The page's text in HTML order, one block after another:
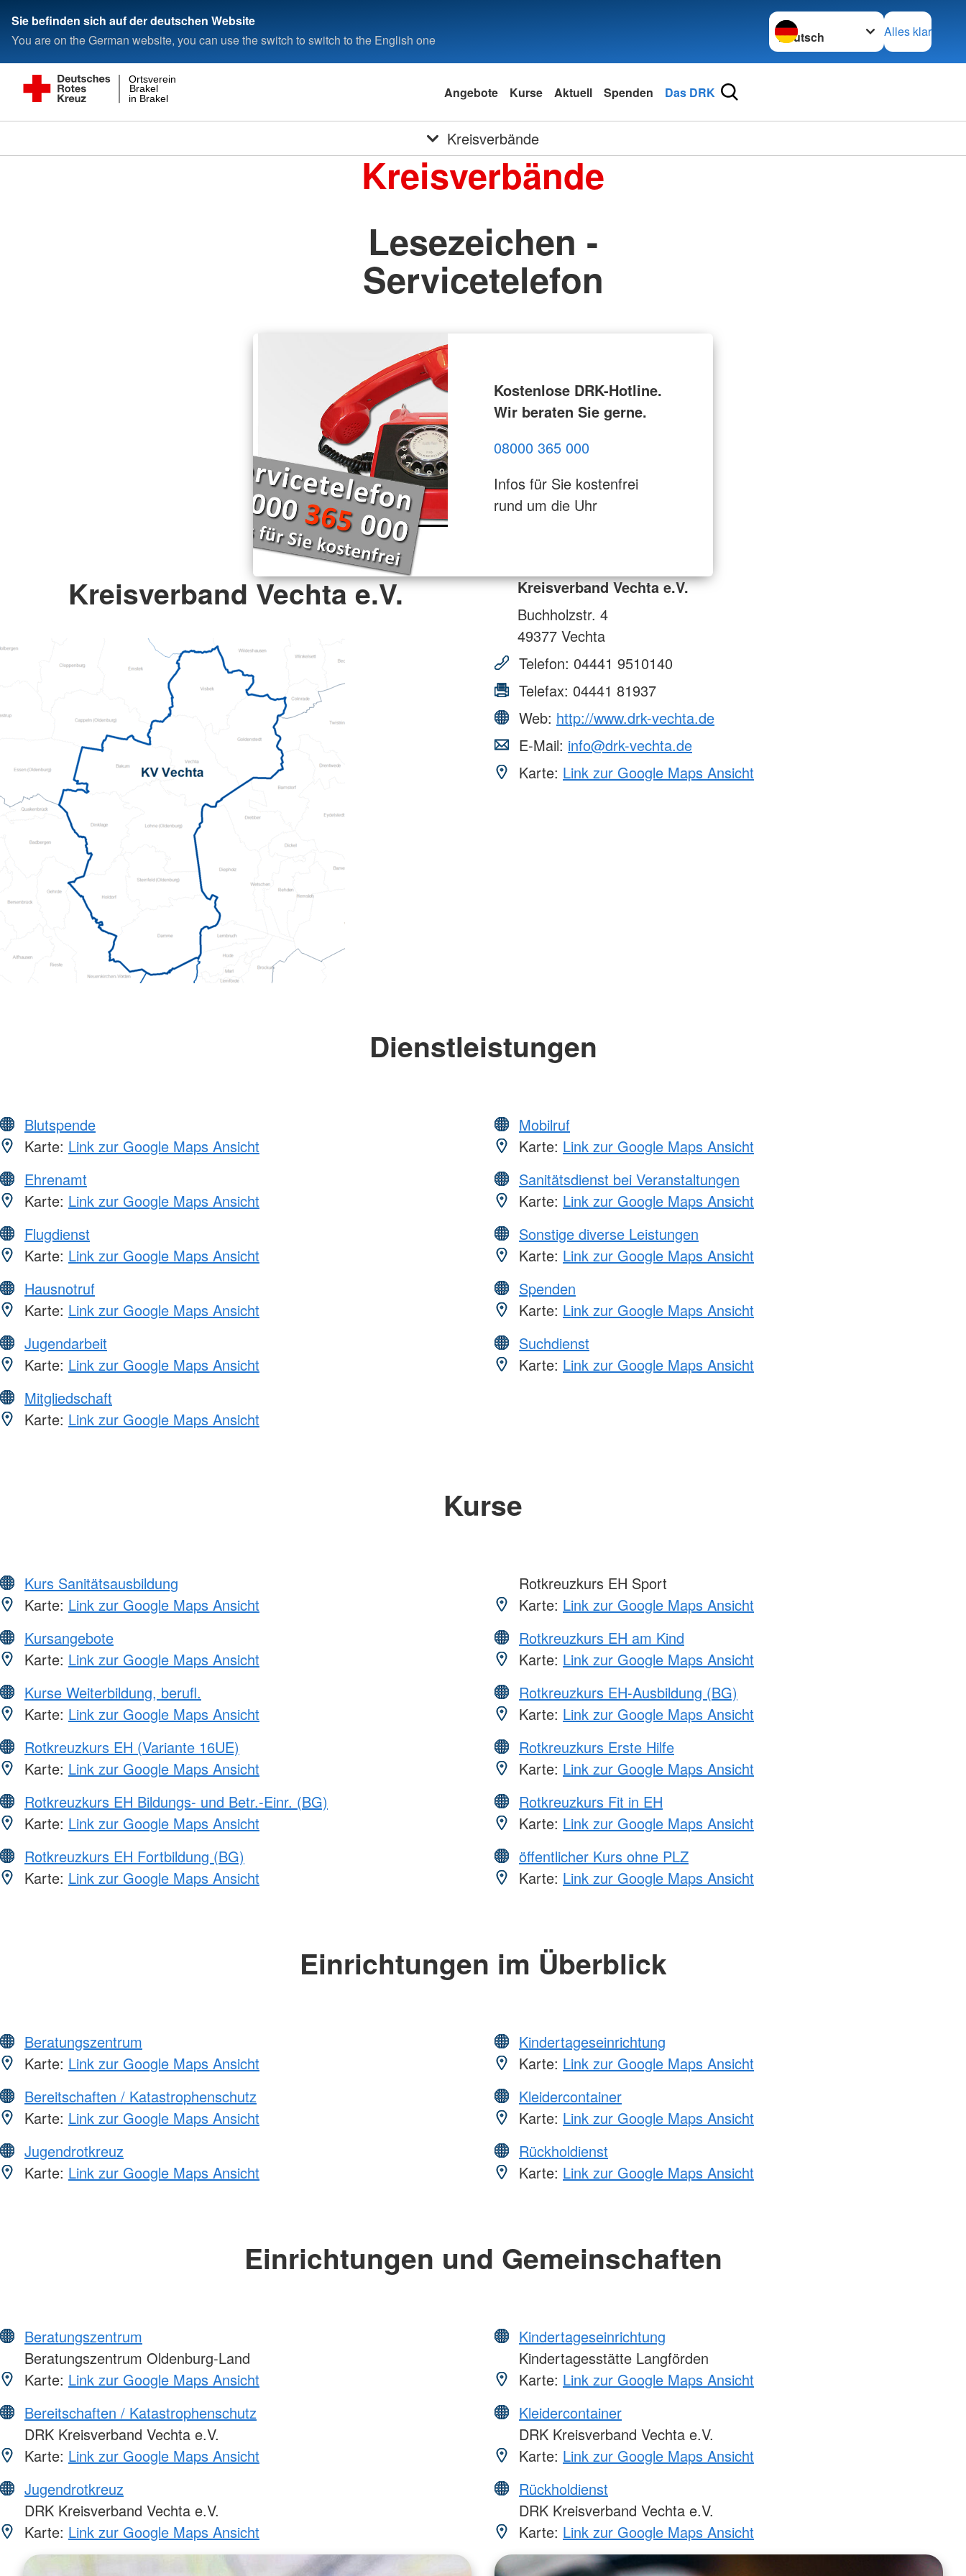
Sie befinden sich auf der deutschen Website
You are on the German website, you can use the switch to switch to the English one
Sprache wechseln zu
Alles klar
in Brakel
Brakel
Ortsverein
Angebote Kurse Aktuell Spenden Das DRK
Kreisverbände
Kreisverbände
Lesezeichen -
Servicetelefon
Kostenlose DRK-Hotline.
Wir beraten Sie gerne.
08000 365 000
Infos für Sie kostenfrei
rund um die Uhr
Kreisverband Vechta e.V.
Kreisverband Vechta e.V.
Buchholzstr. 4
49377 Vechta
Telefon: 04441 9510140
Telefax: 04441 81937
Web: http://www.drk-vechta.de
E-Mail: info@drk-vechta.de
Karte: Link zur Google Maps Ansicht
Dienstleistungen
Blutspende
Karte: Link zur Google Maps Ansicht
Ehrenamt
Karte: Link zur Google Maps Ansicht
Flugdienst
Karte: Link zur Google Maps Ansicht
Hausnotruf
Karte: Link zur Google Maps Ansicht
Jugendarbeit
Karte: Link zur Google Maps Ansicht
Mitgliedschaft
Karte: Link zur Google Maps Ansicht
Mobilruf
Karte: Link zur Google Maps Ansicht
Sanitätsdienst bei Veranstaltungen
Karte: Link zur Google Maps Ansicht
Sonstige diverse Leistungen
Karte: Link zur Google Maps Ansicht
Spenden
Karte: Link zur Google Maps Ansicht
Suchdienst
Karte: Link zur Google Maps Ansicht
Kurse
Kurs Sanitätsausbildung
Karte: Link zur Google Maps Ansicht
Kursangebote
Karte: Link zur Google Maps Ansicht
Kurse Weiterbildung, berufl.
Karte: Link zur Google Maps Ansicht
Rotkreuzkurs EH (Variante 16UE)
Karte: Link zur Google Maps Ansicht
Rotkreuzkurs EH Bildungs- und Betr.-Einr. (BG)
Karte: Link zur Google Maps Ansicht
Rotkreuzkurs EH Fortbildung (BG)
Karte: Link zur Google Maps Ansicht
Rotkreuzkurs EH Sport
Karte: Link zur Google Maps Ansicht
Rotkreuzkurs EH am Kind
Karte: Link zur Google Maps Ansicht
Rotkreuzkurs EH-Ausbildung (BG)
Karte: Link zur Google Maps Ansicht
Rotkreuzkurs Erste Hilfe
Karte: Link zur Google Maps Ansicht
Rotkreuzkurs Fit in EH
Karte: Link zur Google Maps Ansicht
öffentlicher Kurs ohne PLZ
Karte: Link zur Google Maps Ansicht
Einrichtungen im Überblick
Beratungszentrum
Karte: Link zur Google Maps Ansicht
Bereitschaften / Katastrophenschutz
Karte: Link zur Google Maps Ansicht
Jugendrotkreuz
Karte: Link zur Google Maps Ansicht
Kindertageseinrichtung
Karte: Link zur Google Maps Ansicht
Kleidercontainer
Karte: Link zur Google Maps Ansicht
Rückholdienst
Karte: Link zur Google Maps Ansicht
Einrichtungen und Gemeinschaften
Beratungszentrum
Beratungszentrum Oldenburg-Land
Karte: Link zur Google Maps Ansicht
Bereitschaften / Katastrophenschutz
DRK Kreisverband Vechta e.V.
Karte: Link zur Google Maps Ansicht
Jugendrotkreuz
DRK Kreisverband Vechta e.V.
Karte: Link zur Google Maps Ansicht
Kindertageseinrichtung
Kindertagesstätte Langförden
Karte: Link zur Google Maps Ansicht
Kleidercontainer
DRK Kreisverband Vechta e.V.
Karte: Link zur Google Maps Ansicht
Rückholdienst
DRK Kreisverband Vechta e.V.
Karte: Link zur Google Maps Ansicht